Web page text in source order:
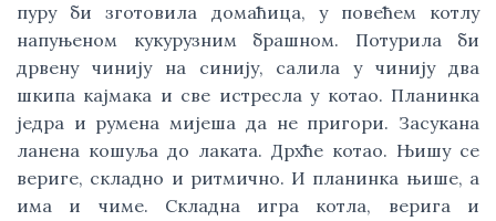
пуру би зготовила домаћица, у повећем котлу
напуњеном кукурузним брашном. Потурила би
дрвену чинију на синију, салила у чинију два
шкипа кајмака и све истресла у котао. Планинка
једра и румена мијеша да не пригори. Засукана
ланена кошуља до лаката. Дрхће котао. Њишу се
вериге, складно и ритмично. И планинка њише, а
има и чиме. Складна игра котла, верига и